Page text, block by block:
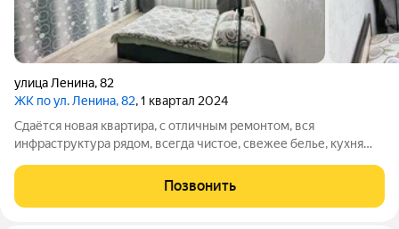
улица Ленина,82
ЖК по ул. Ленина, 82, 1 квартал 2024
Сдаётся новая квартира, с отличным ремонтом, вся
инфраструктура рядом, всегда чистое, свежее белье, кухня
подключением различных каналов. При длительном
проживании, действует система скидок. Также есть
Позвонить